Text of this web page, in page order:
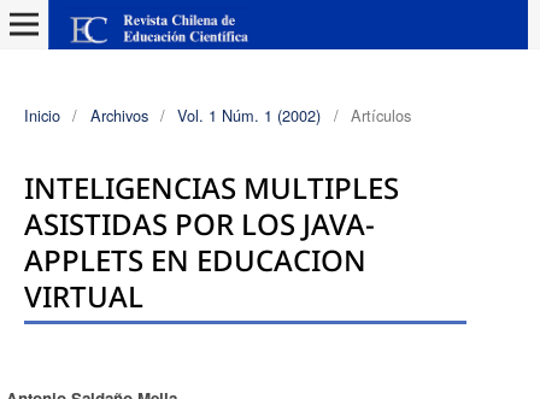
Inicio / Archivos / Vol. 1 Núm. 1 (2002) / Artículos
INTELIGENCIAS MULTIPLES
ASISTIDAS POR LOS JAVA-
APPLETS EN EDUCACION
VIRTUAL